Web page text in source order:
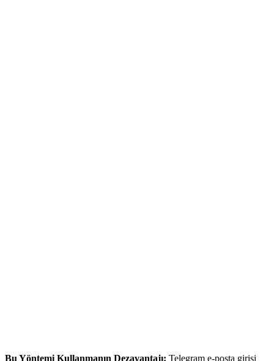
Bu Yöntemi Kullanmanın Dezavantajı: Telegram e-posta girişi